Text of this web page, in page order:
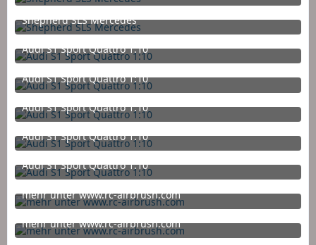
8. Februar 2015 um 13:42
Shepherd SLS Mercedes
8. Februar 2015 um 13:42
Audi S1 Sport Quattro 1:10
8. Februar 2015 um 13:38
Audi S1 Sport Quattro 1:10
8. Februar 2015 um 13:38
Audi S1 Sport Quattro 1:10
8. Februar 2015 um 13:38
Audi S1 Sport Quattro 1:10
8. Februar 2015 um 13:38
Audi S1 Sport Quattro 1:10
8. Februar 2015 um 13:38
mehr unter www.rc-airbrush.com
22. Januar 2015 um 23:09
mehr unter www.rc-airbrush.com
22. Januar 2015 um 23:09